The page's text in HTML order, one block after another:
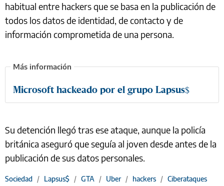
habitual entre hackers que se basa en la publicación de
todos los datos de identidad, de contacto y de
información comprometida de una persona.
Microsoft hackeado por el grupo Lapsus$
Su detención llegó tras ese ataque, aunque la policía
británica aseguró que seguía al joven desde antes de la
publicación de sus datos personales.
Sociedad / Lapsus$ / GTA / Uber / hackers / Ciberataques